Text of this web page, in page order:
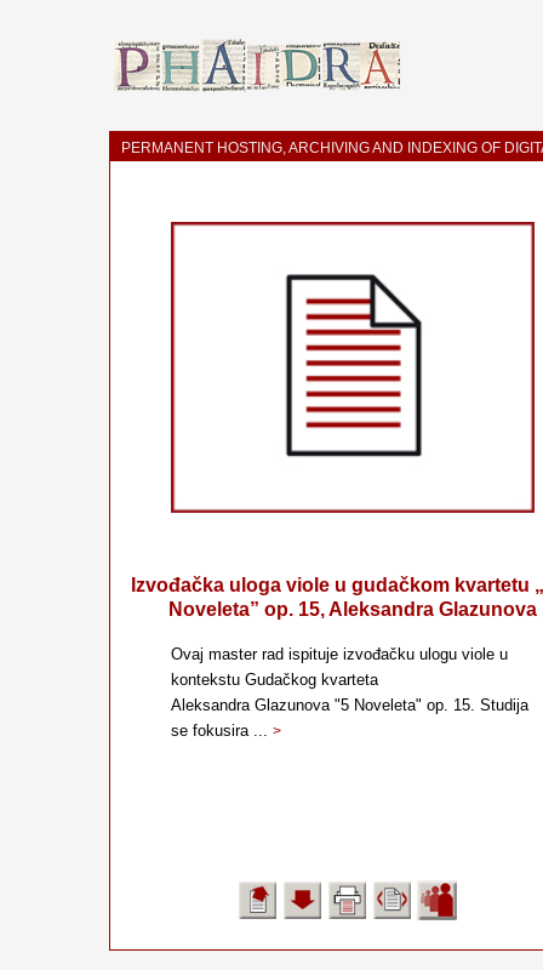
PERMANENT HOSTING, ARCHIVING AND INDEXING OF
Izvođačka uloga viole u gudačkom kvartetu
Noveleta” op. 15, Aleksandra Glazunova
Ovaj master rad ispituje izvođačku ulogu viole u
kontekstu Gudačkog kvarteta
Aleksandra Glazunova "5 Noveleta" op. 15. Studija
se fokusira ... >